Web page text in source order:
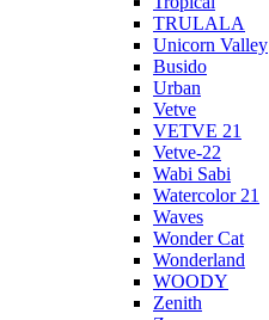
TRULALA
Unicorn Valley
Busido
Urban
Vetve
VETVE 21
Vetve-22
Wabi Sabi
Watercolor 21
Waves
Wonder Cat
Wonderland
WOODY
Zenith